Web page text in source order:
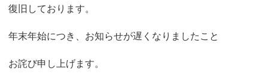
復旧しております。
年末年始につき、お知らせが遅くなりましたこと
お詫び申し上げます。